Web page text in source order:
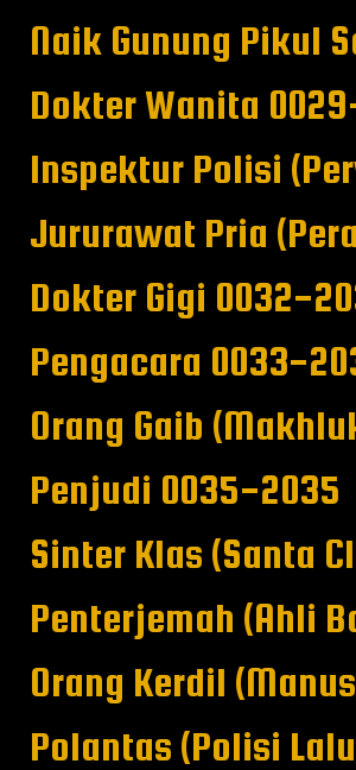
Naik Gunung Pikul
Dokter Wanita
Inspektur Polisi
Jururawat Pria
Dokter Gigi 0032-
Pengacara 0033-
Orang Gaib
Penjudi 0035-2035
Sinter Klas (Santa
Penterjemah (Ahli
Orang Kerdil
Polantas (Polisi